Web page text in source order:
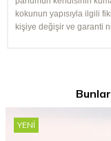
kokunun yapısıyla ilgili
kişiye değişir ve garanti
YENI